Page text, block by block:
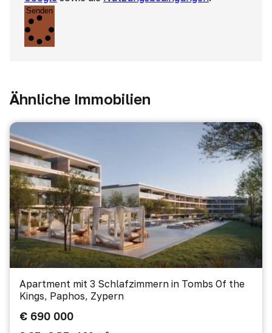
Senden
Ähnliche Immobilien
Apartment mit 3 Schlafzimmern in Tombs Of the
Kings, Paphos, Zypern
€ 690 000